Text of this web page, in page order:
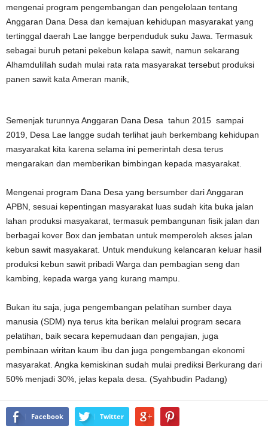
mengenai program pengembangan dan pengelolaan tentang
Anggaran Dana Desa dan kemajuan kehidupan masyarakat yang
tertinggal daerah Lae langge berpenduduk suku Jawa. Termasuk
sebagai buruh petani pekebun kelapa sawit, namun sekarang
Alhamdulillah sudah mulai rata rata masyarakat tersebut produksi
panen sawit kata Ameran manik,
Semenjak turunnya Anggaran Dana Desa tahun 2015 sampai
2019, Desa Lae langge sudah terlihat jauh berkembang kehidupan
masyarakat kita karena selama ini pemerintah desa terus
mengarakan dan memberikan bimbingan kepada masyarakat.
Mengenai program Dana Desa yang bersumber dari Anggaran
APBN, sesuai kepentingan masyarakat luas sudah kita buka jalan
lahan produksi masyakarat, termasuk pembangunan fisik jalan dan
berbagai kover Box dan jembatan untuk memperoleh akses jalan
kebun sawit masyakarat. Untuk mendukung kelancaran keluar hasil
produksi kebun sawit pribadi Warga dan pembagian seng dan
kambing, kepada warga yang kurang mampu.
Bukan itu saja, juga pengembangan pelatihan sumber daya
manusia (SDM) nya terus kita berikan melalui program secara
pelatihan, baik secara kepemudaan dan pengajian, juga
pembinaan wiritan kaum ibu dan juga pengembangan ekonomi
masyarakat. Angka kemiskinan sudah mulai prediksi Berkurang dari
50% menjadi 30%, jelas kepala desa. (Syahbudin Padang)
Facebook Twitter